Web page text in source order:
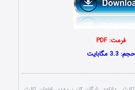
فرمت: PDF
حجم: 3.3 مگابایت